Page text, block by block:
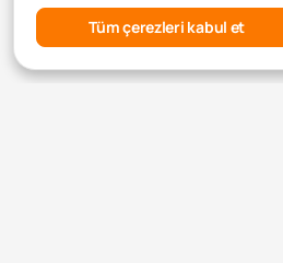
Tüm çerezleri kabul et